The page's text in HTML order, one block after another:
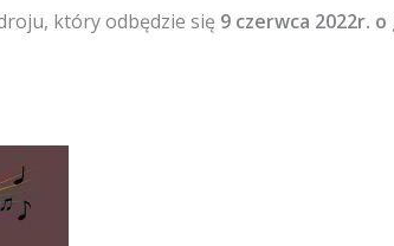
który odbędzie się 9 czerwca 2022r. o